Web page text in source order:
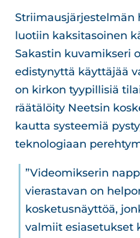
Striimausjärjestelmän
luotiin kaksitasoinen
Sakastin kuvamikseri
edistynyttä käyttäjää
on kirkon tyypillisiä
räätälöity Neetsin
kautta systeemiä
teknologiaan
”Videomikserin
vierastavan on
kosketusnäyttöä,
valmiit esiasetukset